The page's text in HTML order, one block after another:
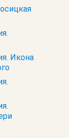
Икона